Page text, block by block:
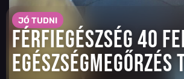
JÓ TUDNI
Férfiegészség 40